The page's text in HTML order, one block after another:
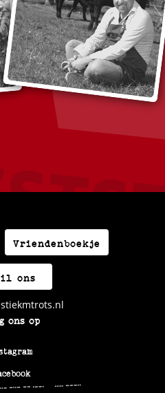
Vriendenboekje
ons
ons op